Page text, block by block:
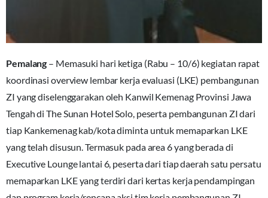
Pemalang – Memasuki hari ketiga (Rabu – 10/6) kegiatan rapat
koordinasi overview lembar kerja evaluasi (LKE) pembangunan
ZI yang diselenggarakan oleh Kanwil Kemenag Provinsi Jawa
Tengah di The Sunan Hotel Solo, peserta pembangunan ZI dari
tiap Kankemenag kab/kota diminta untuk memaparkan LKE
yang telah disusun. Termasuk pada area 6 yang berada di
Executive Lounge lantai 6, peserta dari tiap daerah satu persatu
memaparkan LKE yang terdiri dari kertas kerja pendampingan